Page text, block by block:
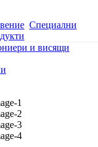
Специални
и висящи